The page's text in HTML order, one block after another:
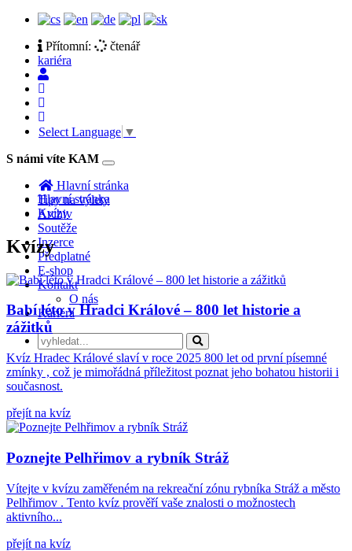
Přítomní:
čtenář
kariéra
Select Language ▼
S námi víte KAM
Toggle
navigation
Hlavní stránka
Tipy na výlety
Archiv
Soutěže
Inzerce
Předplatné
E-shop
Kontakt
O nás
Kariéra
Hlavní stránka
Kvízy
Kvízy
Babí léto v Hradci Králové – 800 let historie a
zážitků
Kvíz Hradec Králové slaví v roce 2025 800 let od první písemné
zmínky , což je mimořádná příležitost poznat jeho bohatou historii i
současnost.
přejít na kvíz
Poznejte Pelhřimov a rybník Stráž
Vítejte v kvízu zaměřeném na rekreační zónu rybníka Stráž a město
Pelhřimov . Tento kvíz prověří vaše znalosti o možnostech
aktivního...
přejít na kvíz